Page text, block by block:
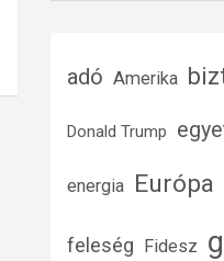
adó Amerika
Donald Trump
energia Európa
feleség Fidesz